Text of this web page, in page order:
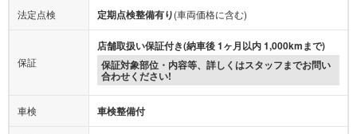
法定点検 定期点検整備有り(車両価格に含む)
保証
店舗取扱い保証付き(納車後 1ヶ月以内 1,000kmまで)
保証対象部位・内容等、詳しくはスタッフまでお問い
合わせください!
車検 車検整備付